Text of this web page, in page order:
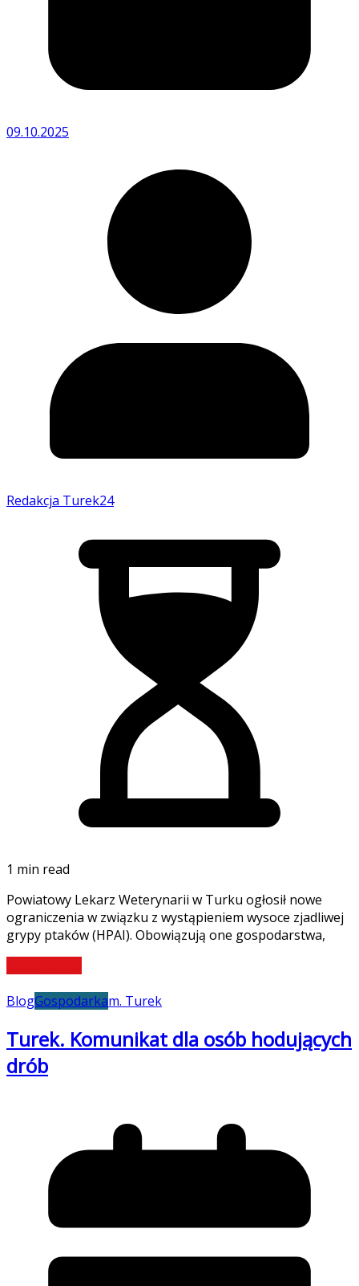
09.10.2025
Redakcja Turek24
1 min read
Powiatowy Lekarz Weterynarii w Turku ogłosił nowe
ograniczenia w związku z wystąpieniem wysoce zjadliwej
grypy ptaków (HPAI). Obowiązują one gospodarstwa,
BlogGospodarkam. Turek
Turek. Komunikat dla osób hodujących
drób